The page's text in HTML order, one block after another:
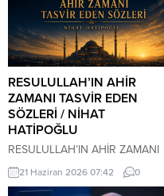
RESULULLAH’IN AHİR
ZAMANI TASVİR EDEN
SÖZLERİ / NİHAT
HATİPOĞLU
RESULULLAH’IN AHİR ZAMANI
TASVİR EDEN SÖZLERİ İnsanlar
heveslerine uyacaklar, zan ile
21 Haziran 2026 07:42 0